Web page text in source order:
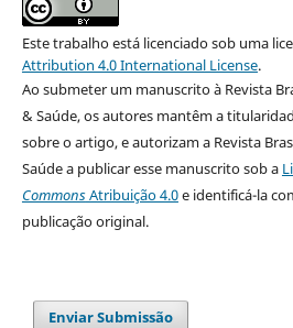
Este trabalho está licenciado sob uma
Attribution 4.0 International License.
Ao submeter um manuscrito à Revista
& Saúde, os autores mantêm a
sobre o artigo, e autorizam a Revista
Saúde a publicar esse manuscrito sob a
CommonsAtribuição 4.0e identificá-la
publicação original.
Enviar Submissão